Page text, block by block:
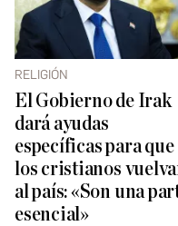
RELIGIÓN
El Gobierno de Irak
dará ayudas
específicas para que
los cristianos
al país: «Son una
esencial»